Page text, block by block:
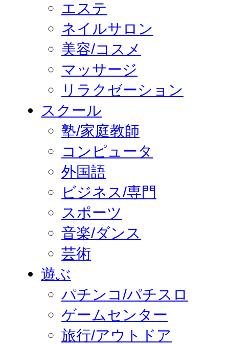
エステ
ネイルサロン
美容/コスメ
マッサージ
リラクゼーション
スクール
塾/家庭教師
コンピュータ
外国語
ビジネス/専門
スポーツ
音楽/ダンス
芸術
遊ぶ
パチンコ/パチスロ
ゲームセンター
旅行/アウトドア